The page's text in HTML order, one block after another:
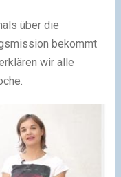
über die
bekommt
wir alle